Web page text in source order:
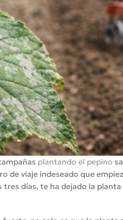
plantando el pepino
de viaje indeseado que
días, te ha dejado la